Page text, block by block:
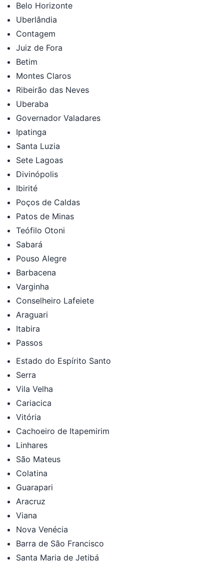
Belo Horizonte
Uberlândia
Contagem
Juiz de Fora
Betim
Montes Claros
Ribeirão das Neves
Uberaba
Governador Valadares
Ipatinga
Santa Luzia
Sete Lagoas
Divinópolis
Ibirité
Poços de Caldas
Patos de Minas
Teófilo Otoni
Sabará
Pouso Alegre
Barbacena
Varginha
Conselheiro Lafeiete
Araguari
Itabira
Passos
Estado do Espírito Santo
Serra
Vila Velha
Cariacica
Vitória
Cachoeiro de Itapemirim
Linhares
São Mateus
Colatina
Guarapari
Aracruz
Viana
Nova Venécia
Barra de São Francisco
Santa Maria de Jetibá